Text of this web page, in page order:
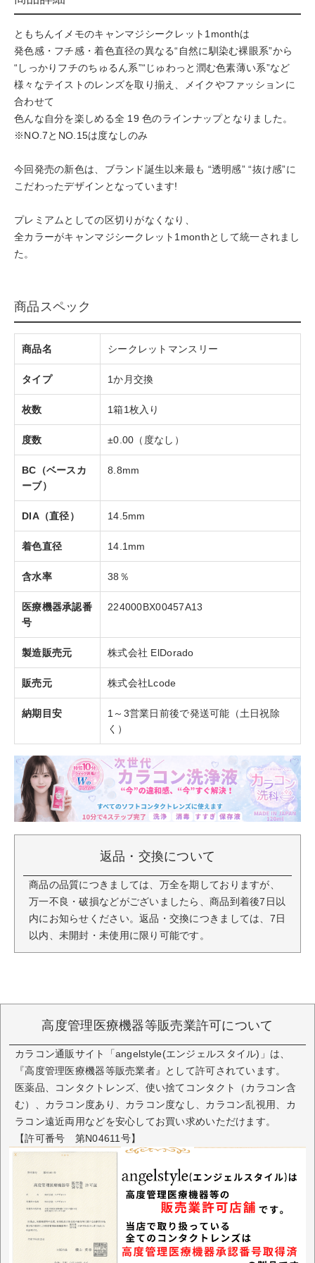
ともちんイメモのキャンマジシークレット1monthは
発色感・フチ感・着色直径の異なる“自然に馴染む裸眼系”から
“しっかりフチのちゅるん系”“じゅわっと潤む色素薄い系”など
様々なテイストのレンズを取り揃え、メイクやファッションに
合わせて
色んな自分を楽しめる全 19 色のラインナップとなりました。
※NO.7とNO.15は度なしのみ
今回発売の新色は、ブランド誕生以来最も “透明感” “抜け感”に
こだわったデザインとなっています!
プレミアムとしての区切りがなくなり、
全カラーがキャンマジシークレット1monthとして統一されまし
た。
商品スペック
商品名 シークレットマンスリー
タイプ 1か月交換
枚数 1箱1枚入り
度数 ±0.00（度なし）
BC（ベースカ
ーブ）
8.8mm
DIA（直径） 14.5mm
着色直径 14.1mm
含水率 38％
医療機器承認番
号
224000BX00457A13
製造販売元 株式会社 ElDorado
販売元 株式会社Lcode
納期目安
1～3営業日前後で発送可能（土日祝除
く）
返品・交換について
商品の品質につきましては、万全を期しておりますが、
万一不良・破損などがございましたら、商品到着後7日以
内にお知らせください。返品・交換につきましては、7日
以内、未開封・未使用に限り可能です。
高度管理医療機器等販売業許可について
カラコン通販サイト「angelstyle(エンジェルスタイル)」は、
『高度管理医療機器等販売業者』として許可されています。
医薬品、コンタクトレンズ、使い捨てコンタクト（カラコン含
む）、カラコン度あり、カラコン度なし、カラコン乱視用、カ
ラコン遠近両用などを安心してお買い求めいただけます。
【許可番号 第N04611号】